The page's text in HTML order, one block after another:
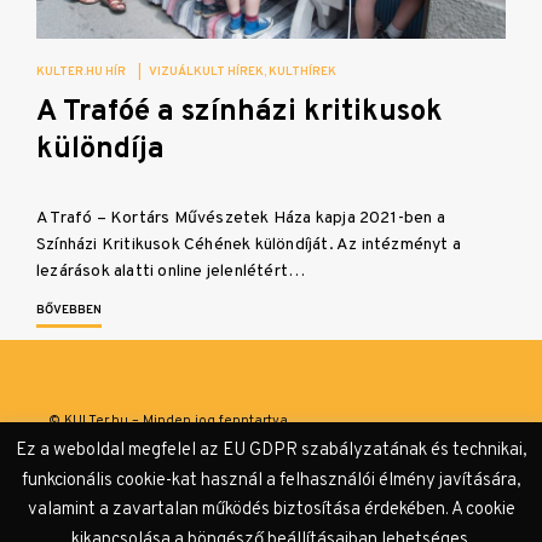
KULTER.HU HÍR VIZUÁLKULT HÍREK KULTHÍREK
A Trafóé a színházi kritikusok
különdíja
A Trafó – Kortárs Művészetek Háza kapja 2021-ben a
Színházi Kritikusok Céhének különdíját. Az intézményt a
lezárások alatti online jelenlétért…
BŐVEBBEN
© KULTer.hu – Minden jog fenntartva
Adatvédelmi tájékoztató
Ez a weboldal megfelel az EU GDPR szabályzatának és technikai,
funkcionális cookie-kat használ a felhasználói élmény javítására,
valamint a zavartalan működés biztosítása érdekében. A cookie